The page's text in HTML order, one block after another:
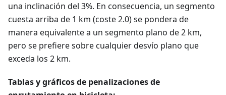
una inclinación del 3%. En consecuencia, un segmento
cuesta arriba de 1 km (coste 2.0) se pondera de
manera equivalente a un segmento plano de 2 km,
pero se prefiere sobre cualquier desvío plano que
exceda los 2 km.
Tablas y gráficos de penalizaciones de